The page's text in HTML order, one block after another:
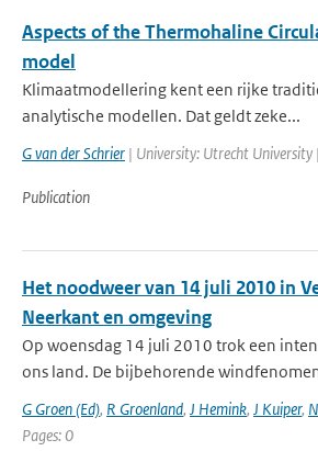
Aspects of the Thermohaline
model
Klimaatmodellering kent een rijke
analytische modellen. Dat geldt zeke...
G van der Schrier | University: Utrecht
Publication
Het noodweer van 14 juli 2010 in
Neerkant en omgeving
Op woensdag 14 juli 2010 trok een
ons land. De bijbehorende
G Groen (Ed), R Groenland, J Hemink, J Kuiper,
Pages: 0